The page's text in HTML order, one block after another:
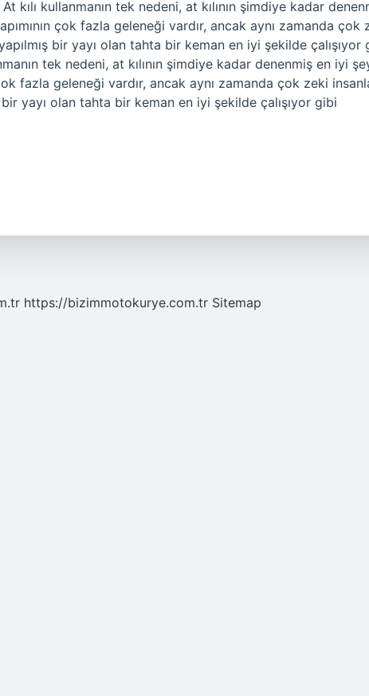
At kılı kullanmanın tek nedeni, at kılının şimdiye kadar
çok fazla geleneği vardır, ancak aynı zamanda çok
bir yayı olan tahta bir keman en iyi şekilde çalışıyor
tek nedeni, at kılının şimdiye kadar denenmiş en iyi
fazla geleneği vardır, ancak aynı zamanda çok zeki
bir yayı olan tahta bir keman en iyi şekilde çalışıyor gibi
https://bizimmotokurye.com.tr Sitemap